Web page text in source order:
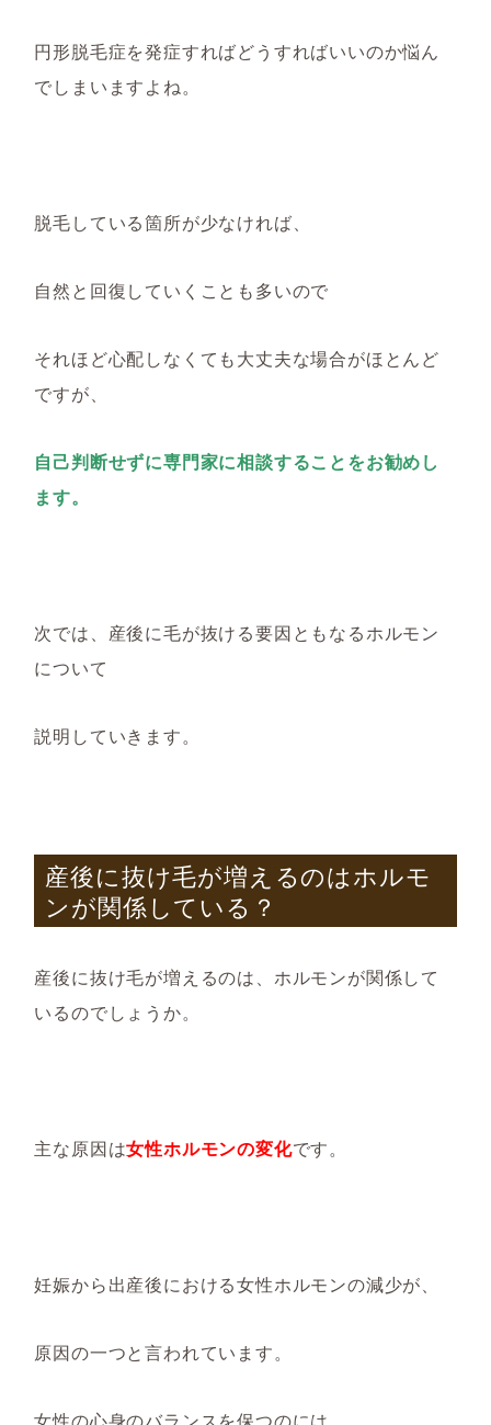
円形脱毛症を発症すればどうすればいいのか悩ん
でしまいますよね。
脱毛している箇所が少なければ、
自然と回復していくことも多いので
それほど心配しなくても大丈夫な場合がほとんど
ですが、
自己判断せずに専門家に相談することをお勧めし
ます。
次では、産後に毛が抜ける要因ともなるホルモン
について
説明していきます。
産後に抜け毛が増えるのはホルモ
ンが関係している？
産後に抜け毛が増えるのは、ホルモンが関係して
いるのでしょうか。
主な原因は女性ホルモンの変化です。
妊娠から出産後における女性ホルモンの減少が、
原因の一つと言われています。